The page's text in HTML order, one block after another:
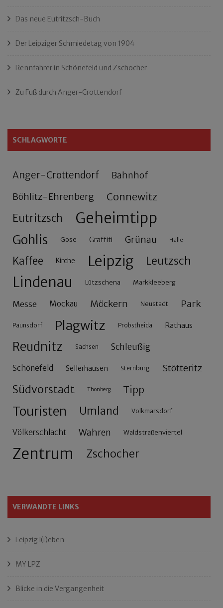
Das neue Eutritzsch-Buch
Der Leipziger Schmiedetag von 1904
Rennfahrer in Schönefeld und Zschocher
Zu Fuß durch Anger-Crottendorf
SCHLAGWORTE
Anger-Crottendorf Bahnhof
Böhlitz-Ehrenberg Connewitz
Eutritzsch Geheimtipp
Gohlis Gose Graffiti Grünau Halle
Kaffee Kirche Leipzig Leutzsch
Lindenau Lützschena Markkleeberg
Messe Mockau Möckern Neustadt Park
Paunsdorf Plagwitz Probstheida Rathaus
Reudnitz Sachsen Schleußig
Schönefeld Sellerhausen Sternburg Stötteritz
Südvorstadt Thonberg Tipp
Touristen Umland Volkmarsdorf
Völkerschlacht Wahren Waldstraßenviertel
Zentrum Zschocher
VERWANDTE LINKS
Leipzig l(i)eben
MY LPZ
Blicke in die Vergangenheit